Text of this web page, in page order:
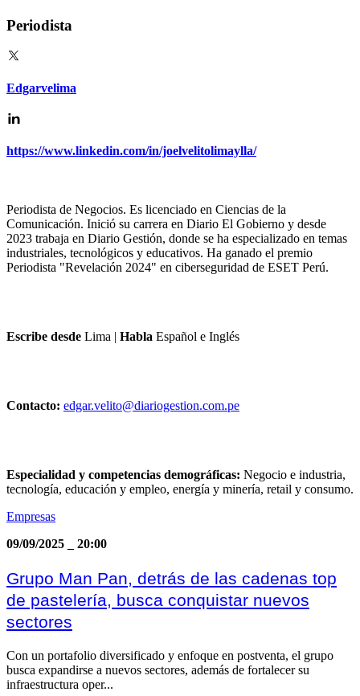
Periodista
Edgarvelima
https://www.linkedin.com/in/joelvelitolimaylla/
Periodista de Negocios. Es licenciado en Ciencias de la
Comunicación. Inició su carrera en Diario El Gobierno y desde
2023 trabaja en Diario Gestión, donde se ha especializado en temas
industriales, tecnológicos y educativos. Ha ganado el premio
Periodista "Revelación 2024" en ciberseguridad de ESET Perú.
Escribe desde Lima Habla Español e Inglés
Contacto: edgar.velito@diariogestion.com.pe
Especialidad y competencias demográficas: Negocio e industria,
tecnología, educación y empleo, energía y minería, retail y consumo.
Empresas
09/09/2025
20:00
Grupo Man Pan, detrás de las cadenas top
de pastelería, busca conquistar nuevos
sectores
Con un portafolio diversificado y enfoque en postventa, el grupo
busca expandirse a nuevos sectores, además de fortalecer su
infraestructura oper...